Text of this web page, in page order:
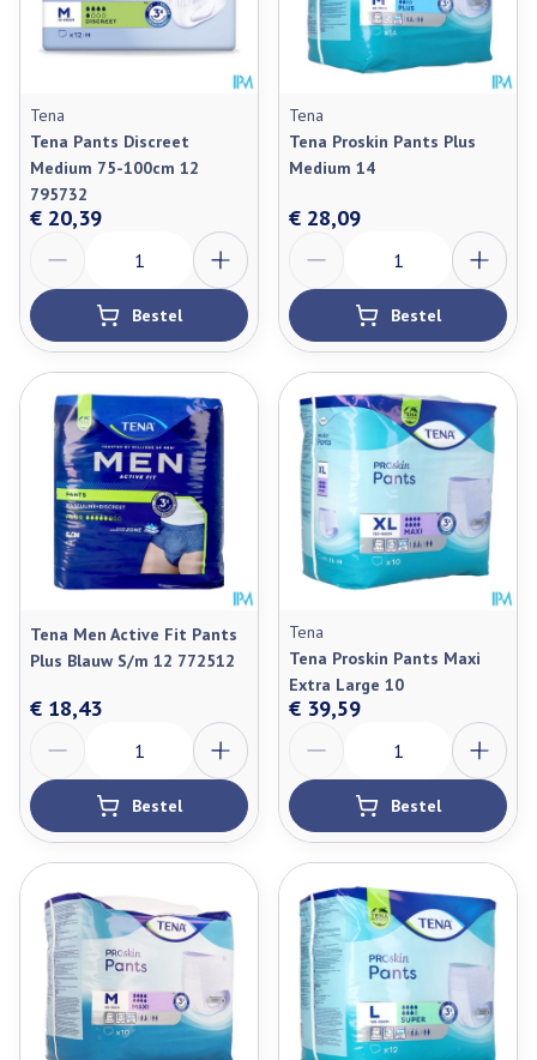
Tena
Tena Pants Discreet
Medium 75-100cm 12
795732
€ 20,39
Bestel
Tena
Tena Proskin Pants Plus
Medium 14
€ 28,09
Bestel
Tena Men Active Fit Pants
Plus Blauw S/m 12 772512
€ 18,43
Bestel
Tena
Tena Proskin Pants Maxi
Extra Large 10
€ 39,59
Bestel